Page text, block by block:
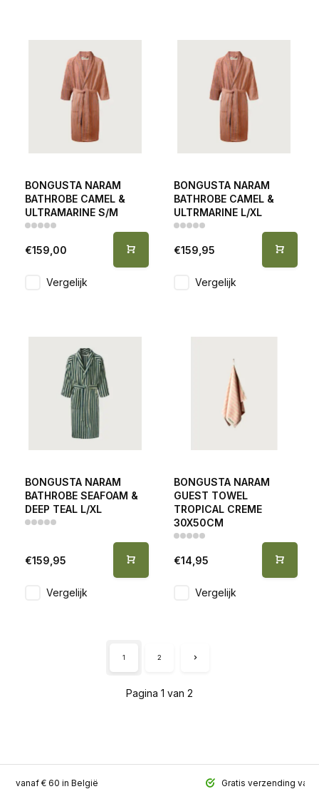
BONGUSTA NARAM
BATHROBE CAMEL &
ULTRAMARINE S/M
€159,00
Vergelijk
BONGUSTA NARAM
BATHROBE CAMEL &
ULTRMARINE L/XL
€159,95
Vergelijk
BONGUSTA NARAM
BATHROBE SEAFOAM &
DEEP TEAL L/XL
€159,95
Vergelijk
BONGUSTA NARAM
GUEST TOWEL
TROPICAL CREME
30X50CM
€14,95
Vergelijk
Pagina 1 van 2
1 2
vanaf € 60 in België Gratis verzending